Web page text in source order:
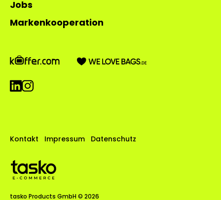
Jobs
Markenkooperation
Kontakt Impressum Datenschutz
tasko Products GmbH © 2026